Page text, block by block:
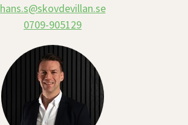
hans.s@skovdevillan.se
0709-905129